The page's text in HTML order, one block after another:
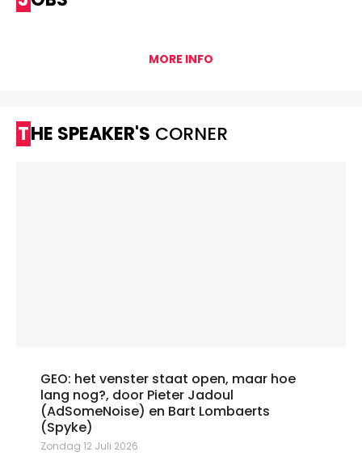
MORE INFO
THE SPEAKER'S CORNER
GEO: het venster staat open, maar hoe
lang nog?, door Pieter Jadoul
(AdSomeNoise) en Bart Lombaerts
(Spyke)
Zondag 12 Juli 2026